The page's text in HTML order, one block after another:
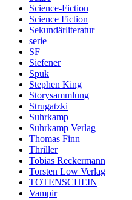
Science-Fiction
Science Fiction
Sekundärliteratur
serie
SF
Siefener
Spuk
Stephen King
Storysammlung
Strugatzki
Suhrkamp
Suhrkamp Verlag
Thomas Finn
Thriller
Tobias Reckermann
Torsten Low Verlag
TOTENSCHEIN
Vampir